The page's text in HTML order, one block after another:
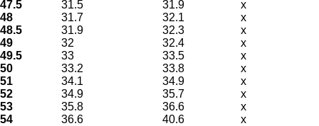
47.5
31.5 31.9
x
48
31.7 32.1
x
48.5
31.9 32.3
x
49
32 32.4
x
49.5
33 33.5
x
50
33.2 33.8
x
51
34.1 34.9
x
52
34.9 35.7
x
53
35.8 36.6
x
54
36.6 40.6 x